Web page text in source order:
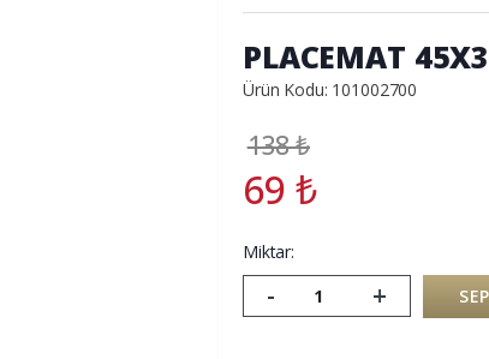
PLACEMAT
Ürün Kodu: 101002700
138₺
69 ₺
Miktar:
- +